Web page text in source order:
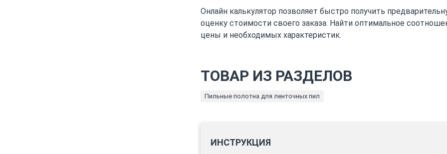
Онлайн калькулятор позволяет быстро получить
оценку стоимости своего заказа. Найти оптимальное
цены и необходимых характеристик.
ТОВАР ИЗ РАЗДЕЛОВ
Пильные полотна для ленточных пил
ИНСТРУКЦИЯ